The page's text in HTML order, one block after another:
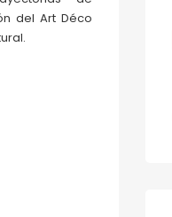
del Art Déco